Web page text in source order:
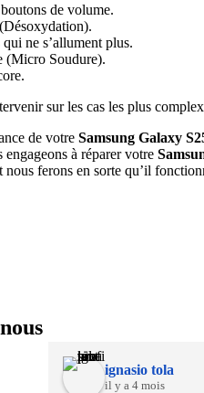
de volume.
qui ne s’allument plus.
(Micro Soudure).
sur les cas les plus
de votre Samsung Galaxy
à réparer votre
nous ferons en sorte qu’il
ignasio tola
il y a 4 mois